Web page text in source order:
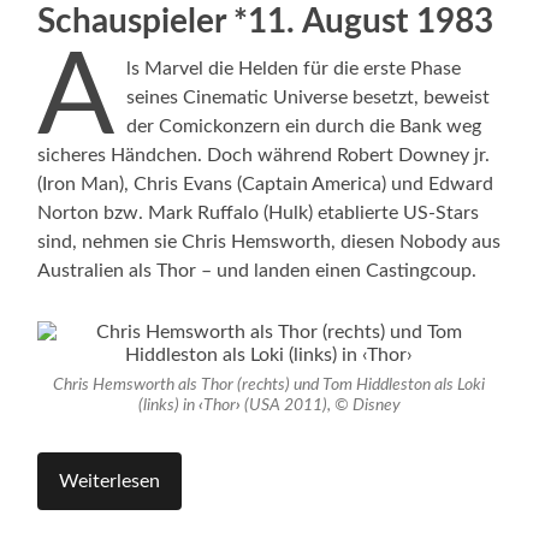
Schauspieler *11. August 1983
A
ls Marvel die Helden für die erste Phase
seines Cinematic Universe besetzt, beweist
der Comickonzern ein durch die Bank weg
sicheres Händchen. Doch während Robert Downey jr.
(Iron Man), Chris Evans (Captain America) und Edward
Norton bzw. Mark Ruffalo (Hulk) etablierte US-Stars
sind, nehmen sie Chris Hemsworth, diesen Nobody aus
Australien als Thor – und landen einen Castingcoup.
Chris Hemsworth als Thor (rechts) und Tom Hiddleston als Loki
(links) in ‹ Thor› (USA 2011), © Disney
Weiterlesen